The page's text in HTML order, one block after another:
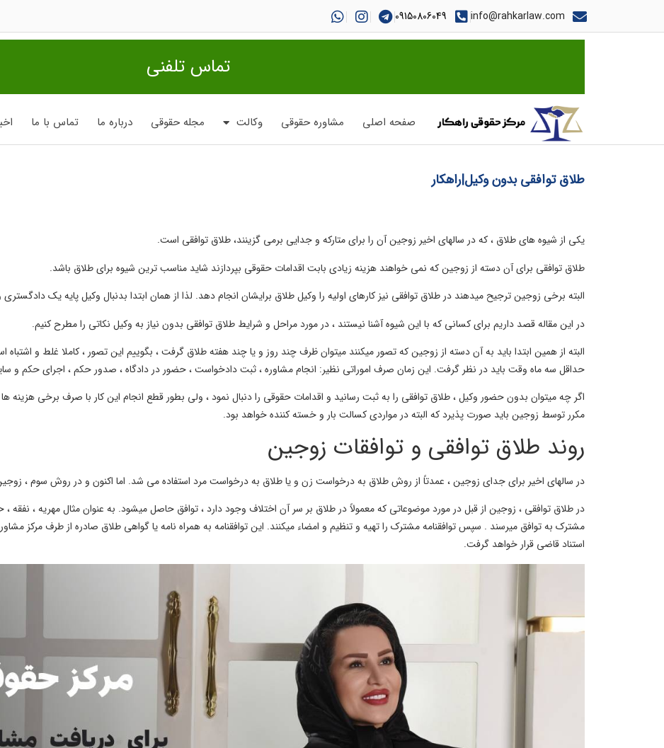
info@rahkarlaw.com
09150806049
تماس تلفنی
صفحه اصلی مشاوره حقوقی وکالت مجله حقوقی درباره ما تماس با ما
طلاق توافقی بدون وکیل|راهکار
یکی از شیوه های طلاق ، که در سالهای اخیر زوجین آن را برای متارکه و جدایی برمی گزینند، طلاق توافقی است.
طلاق توافقی برای آن دسته از زوجین که نمی خواهند هزینه زیادی بابت اقدامات حقوقی بپردازند شاید مناسب ترین شیوه برای طلاق باشد.
البته برخی زوجین ترجیح میدهند در طلاق توافقی نیز کارهای اولیه را وکیل طلاق برایشان انجام دهد. لذا از همان ابتدا بدنبال وکیل پایه یک
در این مقاله قصد داریم برای کسانی که با این شیوه آشنا نیستند ، در مورد مراحل و شرایط طلاق توافقی بدون نیاز به وکیل نکاتی را مطرح کنیم.
البته از همین ابتدا باید به آن دسته از زوجین که تصور میکنند میتوان ظرف چند روز و یا چند هفته طلاق گرفت ، بگوییم این تصور ، کاملا غلط و
حداقل سه ماه وقت باید در نظر گرفت. این زمان صرف اموراتی نظیر: انجام مشاوره ، ثبت دادخواست ، حضور در دادگاه ، صدور حکم ، اجرای حکم و
اگر چه میتوان بدون حضور وکیل ، طلاق توافقی را به ثبت رسانید و اقدامات حقوقی را دنبال نمود ، ولی بطور قطع انجام این کار با صرف برخی
مکرر توسط زوجین باید صورت پذیرد که البته در مواردی کسالت بار و خسته کننده خواهد بود.
روند طلاق توافقی و توافقات زوجین
در سالهای اخیر برای جدای زوجین ، عمدتاً از روش طلاق به درخواست زن و یا طلاق به درخواست مرد استفاده می شد. اما اکنون و در روش سوم ،
در طلاق توافقی ، زوجین از قبل در مورد موضوعاتی که معمولاً در طلاق بر سر آن اختلاف وجود دارد ، توافق حاصل میشود. به عنوان مثال مهریه ، نفقه
مشترک به توافق میرسند . سپس توافقنامه مشترک را تهیه و تنظیم و امضاء میکنند. این توافقنامه به همراه نامه یا گواهی طلاق صادره از طرف مرکز
استناد قاضی قرار خواهد گرفت.